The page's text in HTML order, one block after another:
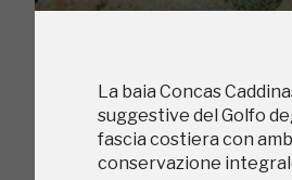
La baia Concas
suggestive del Golfo
fascia costiera con
conservazione
conservazione